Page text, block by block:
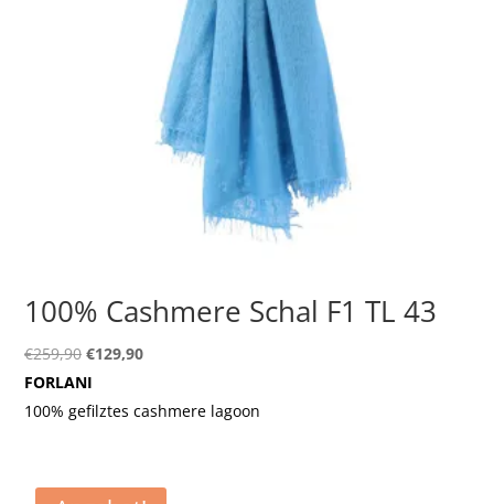
100% Cashmere Schal F1 TL 43
€259,90 Ursprünglicher
Preis
war:
€129,90Aktueller
ist:
FORLANI
100% gefilztes cashmere lagoon